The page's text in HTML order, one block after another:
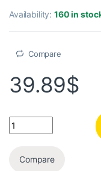
Availability:160 in
Compare
39.89$
Compare